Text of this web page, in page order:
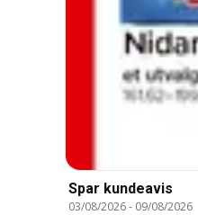
Spar kundeavis
03/08/2026- 09/08/2026